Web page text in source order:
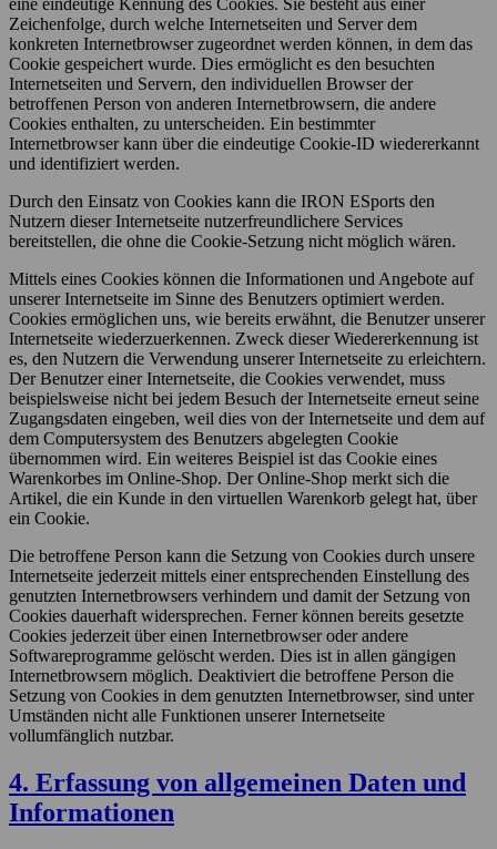
eine eindeutige Kennung des Cookies. Sie besteht aus einer
Zeichenfolge, durch welche Internetseiten und Server dem
konkreten Internetbrowser zugeordnet werden können, in dem das
Cookie gespeichert wurde. Dies ermöglicht es den besuchten
Internetseiten und Servern, den individuellen Browser der
betroffenen Person von anderen Internetbrowsern, die andere
Cookies enthalten, zu unterscheiden. Ein bestimmter
Internetbrowser kann über die eindeutige Cookie-ID wiedererkannt
und identifiziert werden.
Durch den Einsatz von Cookies kann die IRON ESports den
Nutzern dieser Internetseite nutzerfreundlichere Services
bereitstellen, die ohne die Cookie-Setzung nicht möglich wären.
Mittels eines Cookies können die Informationen und Angebote auf
unserer Internetseite im Sinne des Benutzers optimiert werden.
Cookies ermöglichen uns, wie bereits erwähnt, die Benutzer unserer
Internetseite wiederzuerkennen. Zweck dieser Wiedererkennung ist
es, den Nutzern die Verwendung unserer Internetseite zu erleichtern.
Der Benutzer einer Internetseite, die Cookies verwendet, muss
beispielsweise nicht bei jedem Besuch der Internetseite erneut seine
Zugangsdaten eingeben, weil dies von der Internetseite und dem auf
dem Computersystem des Benutzers abgelegten Cookie
übernommen wird. Ein weiteres Beispiel ist das Cookie eines
Warenkorbes im Online-Shop. Der Online-Shop merkt sich die
Artikel, die ein Kunde in den virtuellen Warenkorb gelegt hat, über
ein Cookie.
Die betroffene Person kann die Setzung von Cookies durch unsere
Internetseite jederzeit mittels einer entsprechenden Einstellung des
genutzten Internetbrowsers verhindern und damit der Setzung von
Cookies dauerhaft widersprechen. Ferner können bereits gesetzte
Cookies jederzeit über einen Internetbrowser oder andere
Softwareprogramme gelöscht werden. Dies ist in allen gängigen
Internetbrowsern möglich. Deaktiviert die betroffene Person die
Setzung von Cookies in dem genutzten Internetbrowser, sind unter
Umständen nicht alle Funktionen unserer Internetseite
vollumfänglich nutzbar.
4. Erfassung von allgemeinen Daten und
Informationen